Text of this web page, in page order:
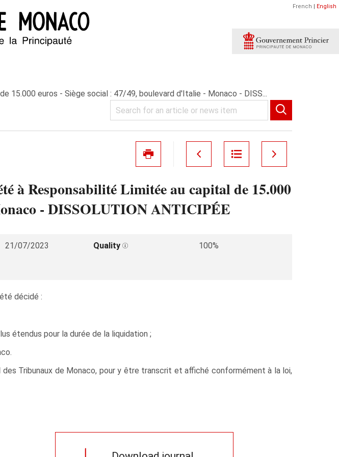
French | English
15.000 euros - Siège social : 47/49, boulevard d'Italie - Monaco - DISS...
Responsabilité Limitée au capital de 15.000
- DISSOLUTION ANTICIPÉE
21/07/2023 Quality
100%
décidé :
étendus pour la durée de la liquidation ;
Tribunaux de Monaco, pour y être transcrit et affiché conformément à la loi,